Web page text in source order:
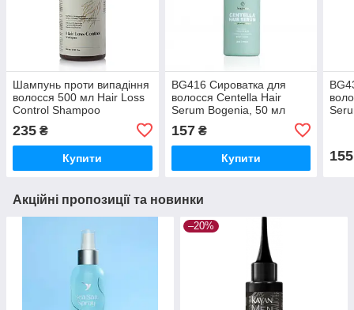
Шампунь проти випадіння
волосся 500 мл Hair Loss
Control Shampoo
235 ₴
Купити
BG416 Сироватка для
волосся Centella Hair
Serum Bogenia, 50 мл
157₴
Купити 155
Акційні пропозиції та новинки
–20%